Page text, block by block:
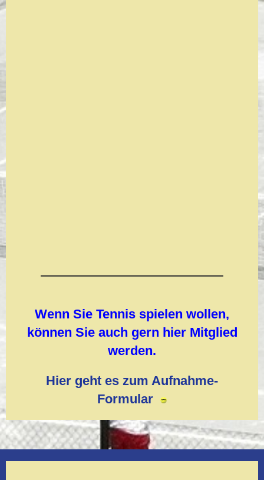
Wenn Sie Tennis spielen wollen,
können Sie auch gern hier Mitglied
werden.
Hier geht es zum Aufnahme-
Formular